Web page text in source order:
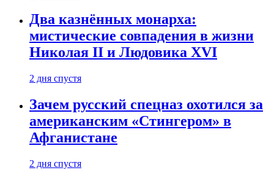
Два казнённых монарха:
мистические совпадения в жизни
Николая II и Людовика XVI
2 дня спустя
Зачем русский спецназ охотился за
американским «Стингером» в
Афганистане
2 дня спустя